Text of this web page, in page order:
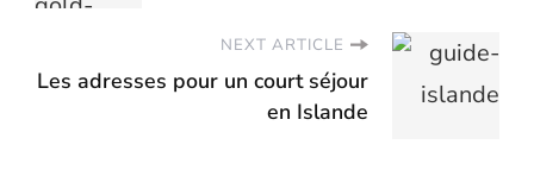
NEXT ARTICLE
Les adresses pour un court séjour
en Islande